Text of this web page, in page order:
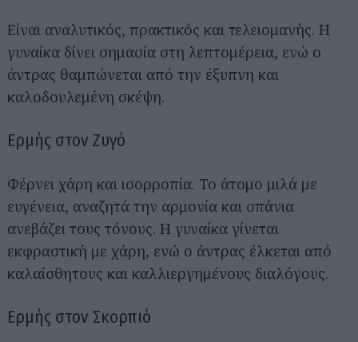
Είναι αναλυτικός, πρακτικός και τελειομανής. Η
γυναίκα δίνει σημασία στη λεπτομέρεια, ενώ ο
άντρας θαμπώνεται από την έξυπνη και
καλοδουλεμένη σκέψη.
Ερμής στον Ζυγό
Φέρνει χάρη και ισορροπία. Το άτομο μιλά με
ευγένεια, αναζητά την αρμονία και σπάνια
ανεβάζει τους τόνους. Η γυναίκα γίνεται
εκφραστική με χάρη, ενώ ο άντρας έλκεται από
καλαίσθητους και καλλιεργημένους διαλόγους.
Ερμής στον Σκορπιό